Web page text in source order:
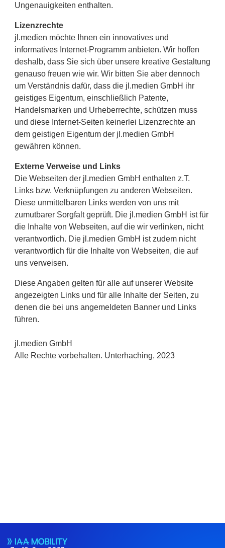
Ungenauigkeiten enthalten.
Lizenzrechte
jl.medien möchte Ihnen ein innovatives und
informatives Internet-Programm anbieten. Wir hoffen
deshalb, dass Sie sich über unsere kreative Gestaltung
genauso freuen wie wir. Wir bitten Sie aber dennoch
um Verständnis dafür, dass die jl.medien GmbH ihr
geistiges Eigentum, einschließlich Patente,
Handelsmarken und Urheberrechte, schützen muss
und diese Internet-Seiten keinerlei Lizenzrechte an
dem geistigen Eigentum der jl.medien GmbH
gewähren können.
Externe Verweise und Links
Die Webseiten der jl.medien GmbH enthalten z.T.
Links bzw. Verknüpfungen zu anderen Webseiten.
Diese unmittelbaren Links werden von uns mit
zumutbarer Sorgfalt geprüft. Die jl.medien GmbH ist für
die Inhalte von Webseiten, auf die wir verlinken, nicht
verantwortlich. Die jl.medien GmbH ist zudem nicht
verantwortlich für die Inhalte von Webseiten, die auf
uns verweisen.
Diese Angaben gelten für alle auf unserer Website
angezeigten Links und für alle Inhalte der Seiten, zu
denen die bei uns angemeldeten Banner und Links
führen.
jl.medien GmbH
Alle Rechte vorbehalten. Unterhaching, 2023